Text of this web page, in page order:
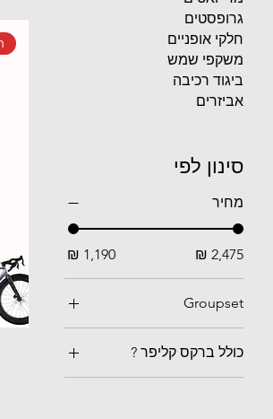
גרופסטים
חלקי אופניים
משקפי שמש
ביגוד רכיבה
אביזרים
סינון לפי
מחיר
‏1,190 ‏₪ ‏2,475 ‏₪
Groupset
93mm Long Cage
Disk Brake
כולל ברקס קליפר ?
כולל